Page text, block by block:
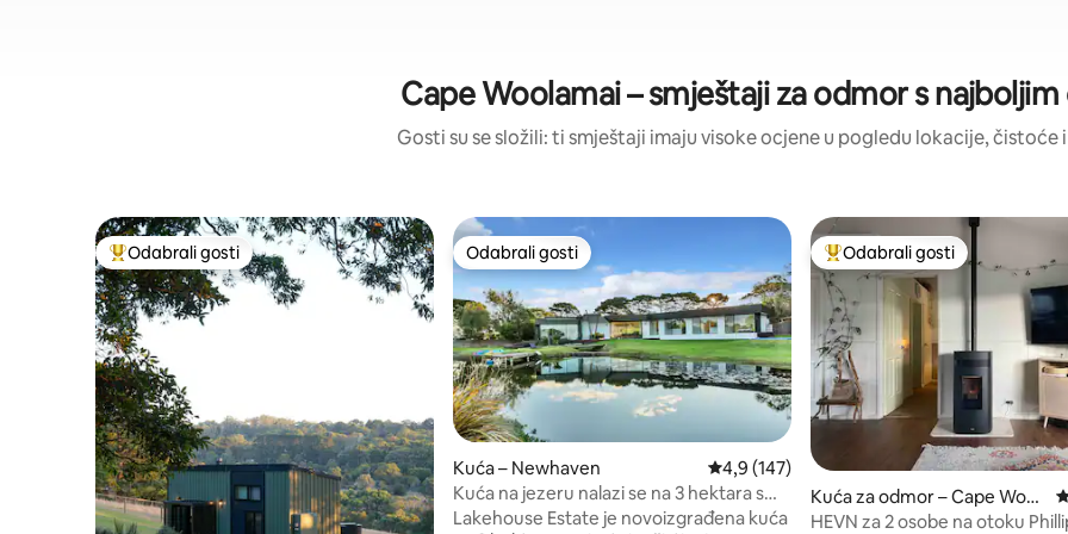
Cape Woolamai – smještaji za odmor s
Gosti su se složili: ti smještaji imaju visoke ocjene u pogledu lokacije, čistoće
Među najviše rangiranima s oznakom „Odabrali gosti”
Odabrali gosti Odabrali gosti
Odabrali gosti
Kuća – Newhaven Prosječna ocjena: 4,9/5, recenzija: 147
4,9 (147)
Kuća na jezeru nalazi se na 3 hektara s
privatnim jezerom.
Lakehouse Estate je novoizgrađena kuća
Među najviše rangiranima s
Odabrali gosti
Kuća za odmor – Cape Wool
amai
HEVN za 2 osobe na otoku